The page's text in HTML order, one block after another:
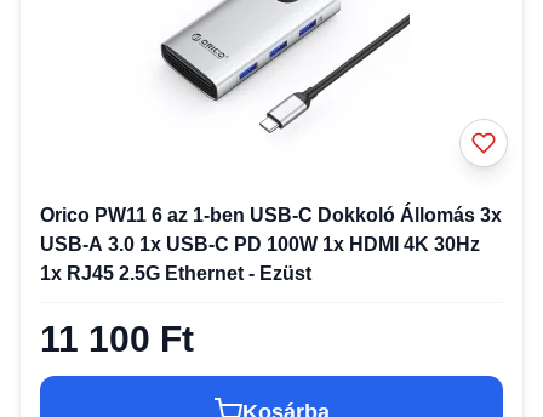
Orico PW11 6 az 1-ben USB-C Dokkoló Állomás 3x
USB-A 3.0 1x USB-C PD 100W 1x HDMI 4K 30Hz
1x RJ45 2.5G Ethernet - Ezüst
11 100 Ft
Kosárba